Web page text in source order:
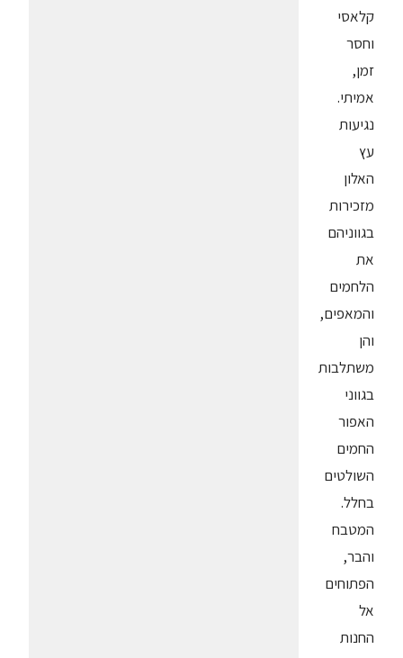
קלאסי
וחסר
זמן,
אמיתי.
נגיעות
עץ
האלון
מזכירות
בגווניהם
את
הלחמים
והמאפים,
והן
משתלבות
בגווני
האפור
החמים
השולטים
בחלל.
המטבח
והבר,
הפתוחים
אל
החנות